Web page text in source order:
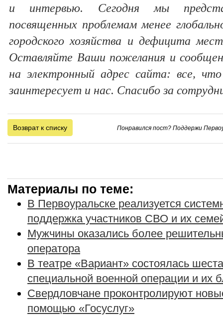
и интервью. Сегодня мы
посвященных проблемам менее
городского хозяйства и дефицита
Оставляйте Ваши пожелания и
на электронный адрес сайта: все,
заинтересует и нас. Спасибо за
Возврат к списку Понравился пост? Поддержи
Материалы по теме:
В Первоуральске реализуется
поддержка участников СВО и их
Мужчины оказались более
оператора
В театре «Вариант» состоялась
специальной военной операции и их
Свердловчане проконтролируют
помощью «Госуслуг»